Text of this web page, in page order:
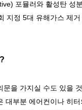
포뮬러와 활성탄 성
지정 5대 유해가스 제
?
을 가지실 수도 있을
대부분 에어컨이나 히